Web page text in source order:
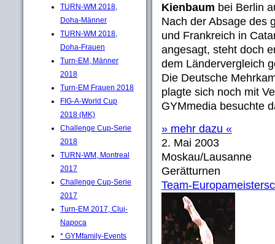
TURN-WM 2018,
Doha-Männer
TURN-WM 2018,
Doha-Frauen
Turn-EM, Männer
2018
Turn-EM Frauen 2018
FIG-A-World Cup
2018 (MK)
Challenge Cup-Serie
2018
TURN-WM, Montreal
2017
Challenge Cup-Serie
2017
Turn-EM 2017, Cluj-
Napoca
* GYMfamily-Events
Kienbaum bei Berlin
Nach der Absage des
und Frankreich in
angesagt, steht doch
dem Ländervergleich
Die Deutsche
plagte sich noch mit
GYMmedia besuchte
» mehr dazu «
2. Mai 2003
Moskau/Lausanne
Gerätturnen
Team-